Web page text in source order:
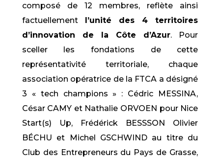
composé de 12 membres, reflète ainsi
factuellement l’unité des 4 territoires
d’innovation de la Côte d’Azur. Pour
sceller les fondations de cette
représentativité territoriale, chaque
association opératrice de la FTCA a désigné
3 « tech champions » : Cédric MESSINA,
César CAMY et Nathalie ORVOEN pour Nice
Start(s) Up, Frédérick BESSSON Olivier
BÉCHU et Michel GSCHWIND au titre du
Club des Entrepreneurs du Pays de Grasse,